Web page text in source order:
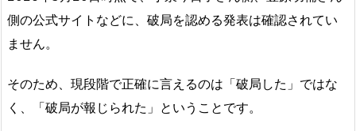
側の公式サイトなどに、破局を認める発表は確認されてい
ません。
そのため、現段階で正確に言えるのは「破局した」ではな
く、「破局が報じられた」ということです。